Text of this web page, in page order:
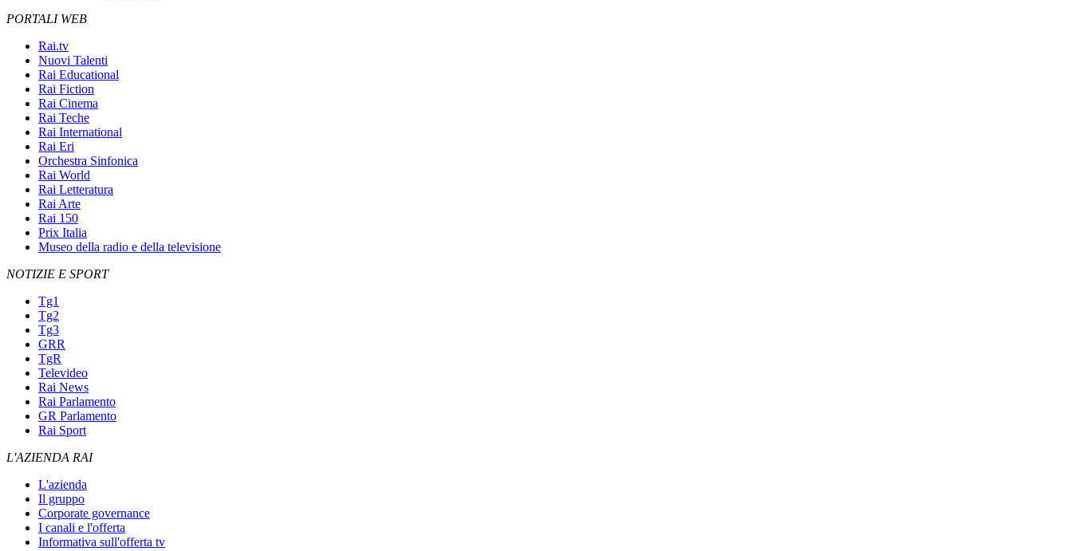
PORTALI WEB
Rai.tv
Nuovi Talenti
Rai Educational
Rai Fiction
Rai Cinema
Rai Teche
Rai International
Rai Eri
Orchestra Sinfonica
Rai World
Rai Letteratura
Rai Arte
Rai 150
Prix Italia
Museo della radio e della televisione
NOTIZIE E SPORT
Tg1
Tg2
Tg3
GRR
TgR
Televideo
Rai News
Rai Parlamento
GR Parlamento
Rai Sport
L'AZIENDA RAI
L'azienda
Il gruppo
Corporate governance
I canali e l'offerta
Informativa sull'offerta tv